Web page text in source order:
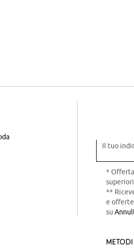
Il tuo
*
**
e offerte
su
Metodi